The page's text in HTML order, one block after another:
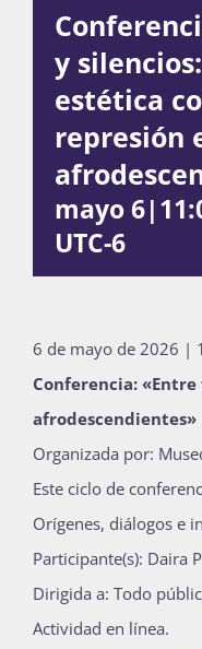
y
estética
represión
mayo
UTC-6
6 de mayo de 2026 |
Conferencia:
afrodescendientes»
Organizada por:
Este ciclo de
Orígenes, diálogos e
Participante(s): Daira
Dirigida a: Todo
Actividad en línea.